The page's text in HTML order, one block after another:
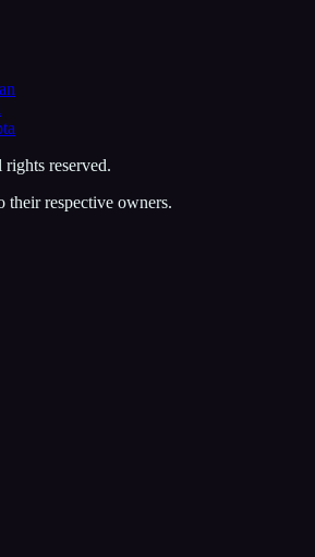
rights reserved.
their respective owners.